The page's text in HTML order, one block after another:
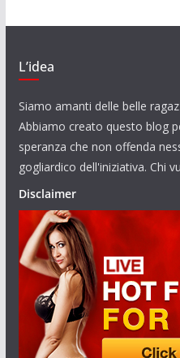
L’idea
Siamo amanti delle belle
Abbiamo creato questo blog
speranza che non offenda
gogliardico dell'iniziativa. Chi
Disclaimer